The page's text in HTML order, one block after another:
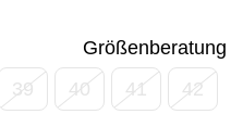
Größenberatung
39 40 41 42